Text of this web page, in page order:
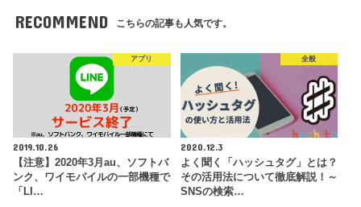
RECOMMEND こちらの記事も人気です。
アプリ
2019.10.26
【注意】2020年3月au、ソフトバ
ンク、ワイモバイルの一部機種で
「LI…
全般
2020.12.3
よく聞く「ハッシュタグ」とは？
その活用法について徹底解説！～
SNSの検索…